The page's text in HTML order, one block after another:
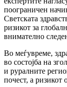
поограничен
Светската
ризикот за
внимателно
Во меѓувреме,
во состојба на
и руралните
почест, а ризикот